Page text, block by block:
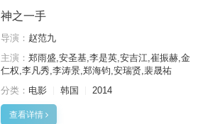
神之一手
导演： 赵范九
主演： 郑雨盛,安圣基,李是英,安吉江,崔振赫,金
仁权,李凡秀,李涛景,郑海钧,安瑞贤,裴晟祐
分类： 电影 韩国 2014
查看详情